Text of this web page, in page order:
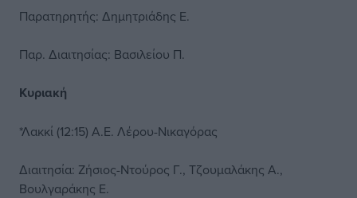
Παρατηρητής: Δημητριάδης Ε.
Παρ. Διαιτησίας: Βασιλείου Π.
Κυριακή
*Λακκί (12:15) Α.Ε. Λέρου-Νικαγόρας
Διαιτησία: Ζήσιος-Ντούρος Γ., Τζουμαλάκης Α.,
Βουλγαράκης Ε.